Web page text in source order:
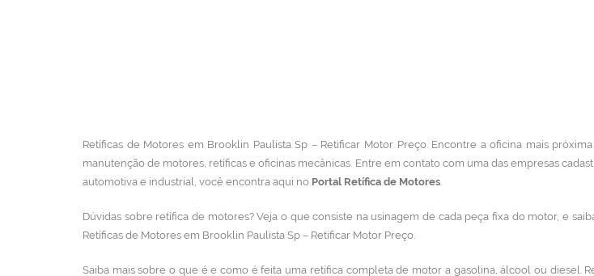
Retíficas de Motores em Brooklin Paulista Sp – Retificar Motor Preço. Encontre a oficina mais
manutenção de motores, retíficas e oficinas mecânicas. Entre em contato com uma das empresas
automotiva e industrial, você encontra aqui no Portal Retífica de Motores.
Dúvidas sobre retífica de motores? Veja o que consiste na usinagem de cada peça fixa do motor, e
Retíficas de Motores em Brooklin Paulista Sp – Retificar Motor Preço.
Saiba mais sobre o que é e como é feita uma retífica completa de motor a gasolina, álcool ou diesel.